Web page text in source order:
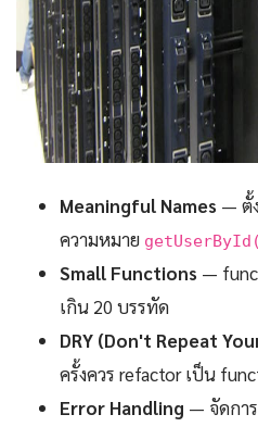
Meaningful Names — ตั้
ความหมาย
Small Functions —
เกิน 20 บรรทัด
DRY (Don't Repeat
ครั้งควร refactor เป็น
Error Handling — จัดกา